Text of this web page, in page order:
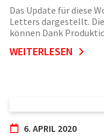
Das Update für diese
Letters dargestellt.
können Dank
WEITERLESEN
6. APRIL 2020